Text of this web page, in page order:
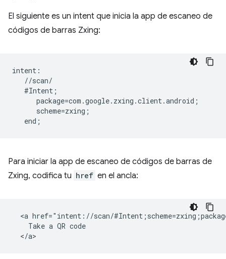
El siguiente es un intent que inicia la app de escaneo de
códigos de barras Zxing:
intent:
   //scan/
   #Intent;
      package=com.google.zxing.client.android;
      scheme=zxing;
Para iniciar la app de escaneo de códigos de barras de
Zxing, codifica tu href en el ancla:
<a href="intent://scan/
    Take a QR code